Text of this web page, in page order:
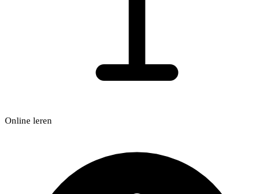
Online leren